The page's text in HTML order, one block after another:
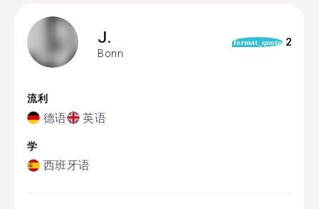
J.
Bonn
format_quote 2
流利
德语 英语
学
西班牙语